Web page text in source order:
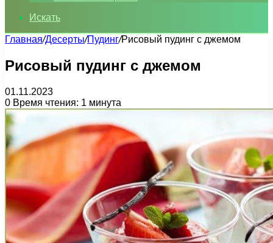
Искать
Главная/Десерты/Пудинг/Рисовый пудинг с джемом
Рисовый пудинг с джемом
01.11.2023
0 Время чтения: 1 минута